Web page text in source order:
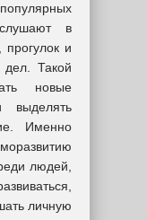
в
прогулок и
Такой
новые
выделять
Именно
людей,
личную